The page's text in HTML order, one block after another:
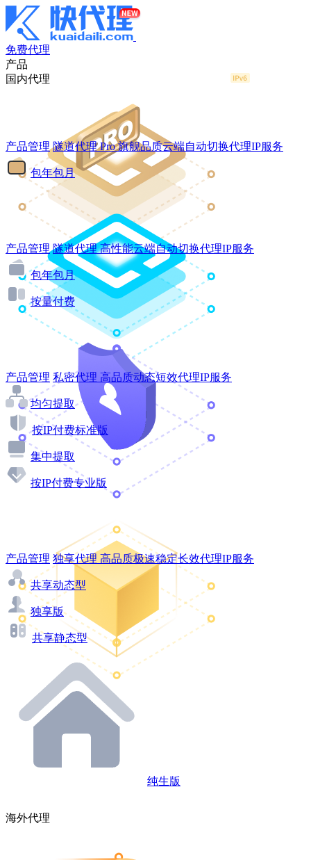
免费代理
产品
国内代理
产品管理 隧道代理Pro 旗舰品质云端自动切换代理IP服务
包年包月
产品管理 隧道代理 高性能云端自动切换代理IP服务
包年包月
按量付费
产品管理 私密代理 高品质动态短效代理IP服务
均匀提取
按IP付费标准版
集中提取
按IP付费专业版
产品管理 独享代理 高品质极速稳定长效代理IP服务
共享动态型
独享版
共享静态型
纯生版
海外代理